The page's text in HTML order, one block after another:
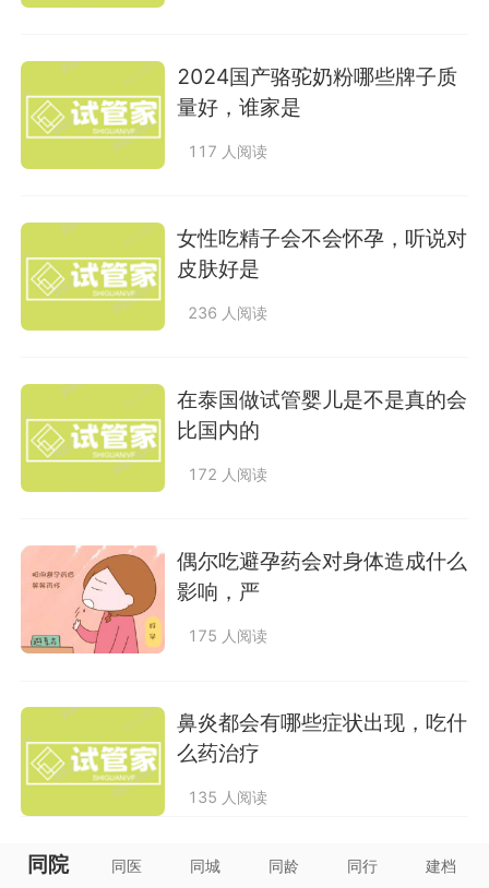
2024国产骆驼奶粉哪些牌子质
量好，谁家是
117 人阅读
女性吃精子会不会怀孕，听说对
皮肤好是
236 人阅读
在泰国做试管婴儿是不是真的会
比国内的
172 人阅读
偶尔吃避孕药会对身体造成什么
影响，严
175 人阅读
鼻炎都会有哪些症状出现，吃什
么药治疗
135 人阅读
同院 同医 同城 同龄 同行 建档